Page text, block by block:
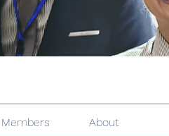
Members About